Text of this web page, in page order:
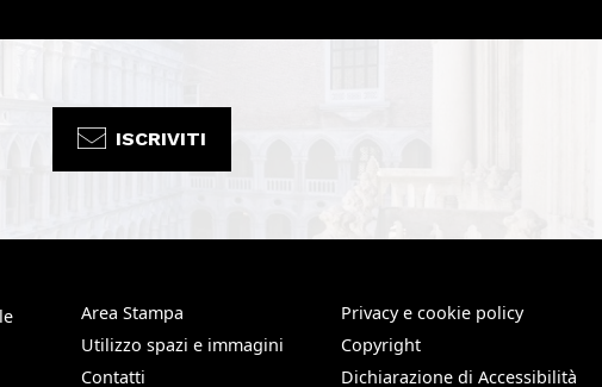
ISCRIVITI
Area Stampa
Utilizzo spazi e immagini
Contatti
Privacy e cookie policy
Copyright
Dichiarazione di Accessibilità